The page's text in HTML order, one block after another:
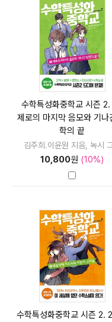
수학특성화중학교 시즌
제로의 마지막 음모와 기나
학의 끝
김주희.이윤원 지음, 녹시
10,800원 (10%)
수학특성화중학교 시즌 2.